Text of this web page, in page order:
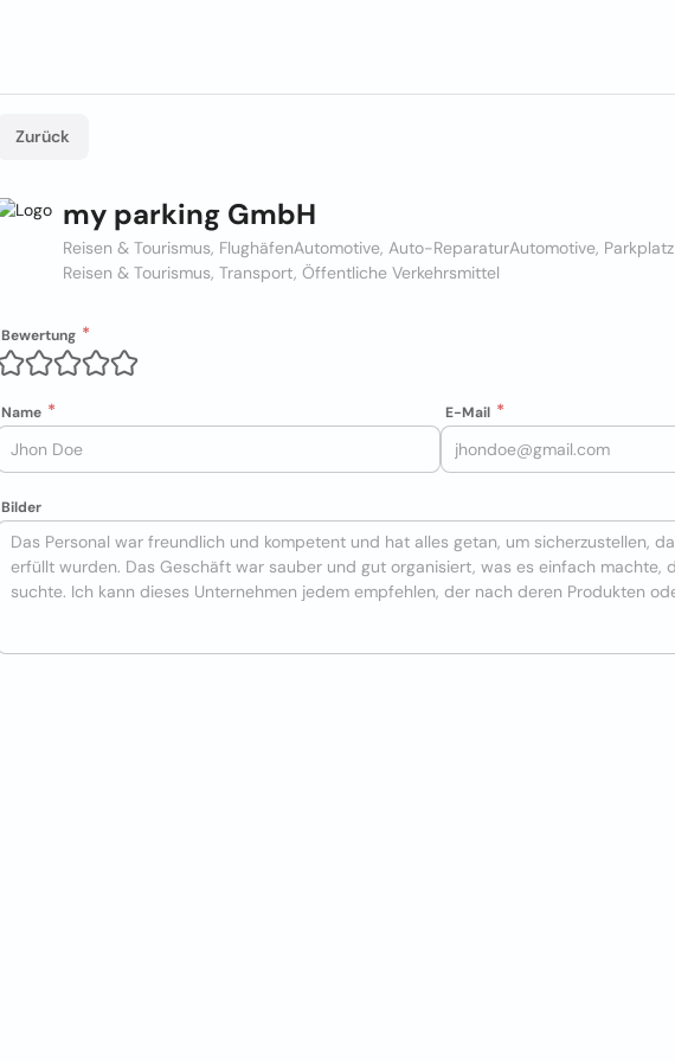
Zurück
my parking GmbH
Reisen & Tourismus, FlughäfenAutomotive, Auto-ReparaturAutomotive, Parkplatz
Reisen & Tourismus, Transport, Öffentliche Verkehrsmittel
Bewertung
Name E-Mail
Bilder